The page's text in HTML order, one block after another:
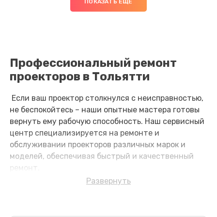
Профессиональный ремонт
проекторов в Тольятти
Если ваш проектор столкнулся с неисправностью,
не беспокойтесь – наши опытные мастера готовы
вернуть ему рабочую способность. Наш сервисный
центр специализируется на ремонте и
обслуживании проекторов различных марок и
моделей, обеспечивая быстрый и качественный
ремонт.
Развернуть